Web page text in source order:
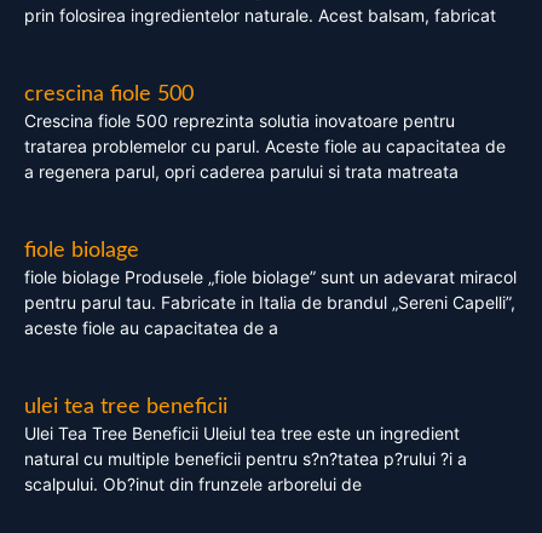
prin folosirea ingredientelor naturale. Acest balsam, fabricat
crescina fiole 500
Crescina fiole 500 reprezinta solutia inovatoare pentru
tratarea problemelor cu parul. Aceste fiole au capacitatea de
a regenera parul, opri caderea parului si trata matreata
fiole biolage
fiole biolage Produsele „fiole biolage” sunt un adevarat miracol
pentru parul tau. Fabricate in Italia de brandul „Sereni Capelli”,
aceste fiole au capacitatea de a
ulei tea tree beneficii
Ulei Tea Tree Beneficii Uleiul tea tree este un ingredient
natural cu multiple beneficii pentru s?n?tatea p?rului ?i a
scalpului. Ob?inut din frunzele arborelui de